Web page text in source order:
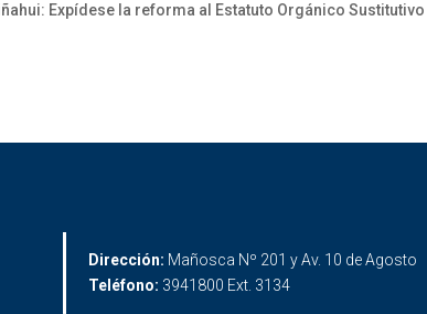
Expídese la reforma al Estatuto Orgánico
Dirección: Mañosca Nº 201 y Av. 10 de Agosto
Teléfono: 3941800 Ext. 3134